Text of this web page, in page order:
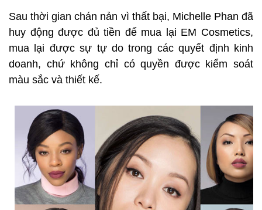
Sau thời gian chán nản vì thất bại, Michelle Phan đã
huy động được đủ tiền để mua lại EM Cosmetics,
mua lại được sự tự do trong các quyết định kinh
doanh, chứ không chỉ có quyền được kiểm soát
màu sắc và thiết kế.